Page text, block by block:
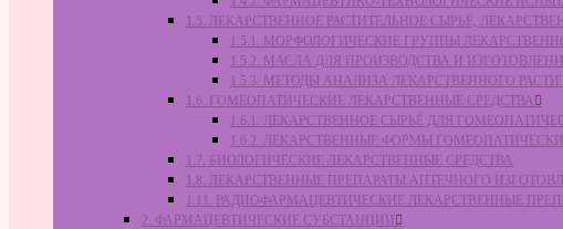
1.5. ЛЕКАРСТВЕННОЕ РАСТИТЕЛЬНОЕ СЫРЬЁ,
1.5.1. МОРФОЛОГИЧЕСКИЕ ГРУППЫ
1.5.2. МАСЛА ДЛЯ ПРОИЗВОДСТВА И
1.5.3. МЕТОДЫ АНАЛИЗА ЛЕКАРСТВЕННОГО
1.6. ГОМЕОПАТИЧЕСКИЕ ЛЕКАРСТВЕННЫЕ СРЕДСТВА
1.6.1. ЛЕКАРСТВЕННОЕ СЫРЬЁ ДЛЯ
1.6.2. ЛЕКАРСТВЕННЫЕ ФОРМЫ
1.7. БИОЛОГИЧЕСКИЕ ЛЕКАРСТВЕННЫЕ СРЕДСТВА
1.8. ЛЕКАРСТВЕННЫЕ ПРЕПАРАТЫ АПТЕЧНОГО
1.11. РАДИОФАРМАЦЕВТИЧЕСКИЕ ЛЕКАРСТВЕННЫЕ
2. ФАРМАЦЕВТИЧЕСКИЕ СУБСТАНЦИИ